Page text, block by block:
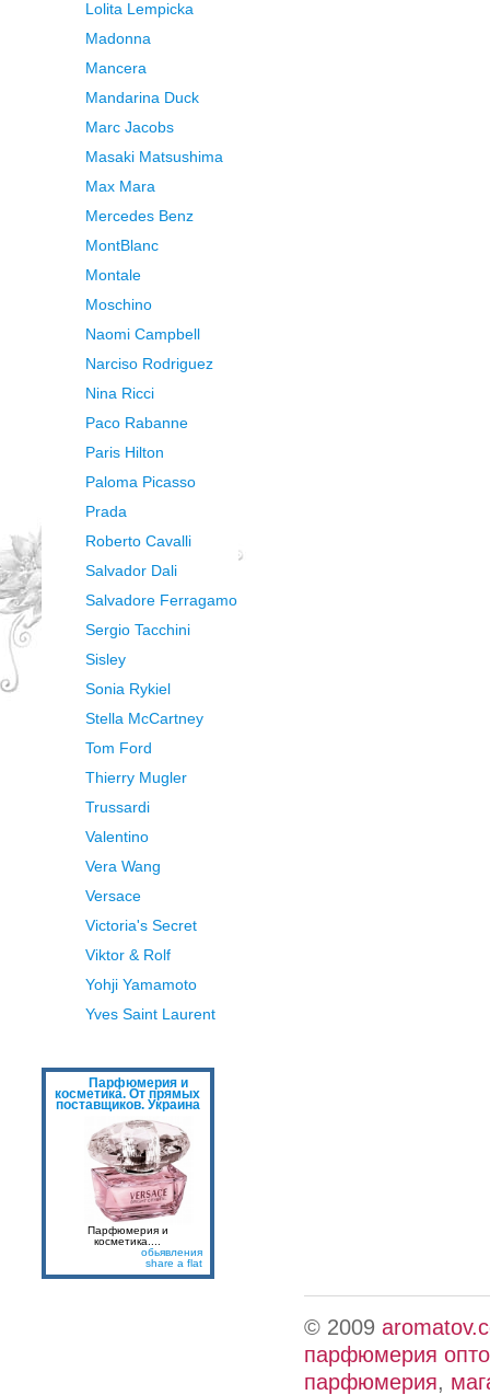
Lolita Lempicka
Madonna
Mancera
Mandarina Duck
Marc Jacobs
Masaki Matsushima
Max Mara
Mercedes Benz
MontBlanc
Montale
Moschino
Naomi Campbell
Narciso Rodriguez
Nina Ricci
Paco Rabanne
Paris Hilton
Paloma Picasso
Prada
Roberto Cavalli
Salvador Dali
Salvadore Ferragamo
Sergio Tacchini
Sisley
Sonia Rykiel
Stella McCartney
Tom Ford
Thierry Mugler
Trussardi
Valentino
Vera Wang
Versace
Victoria's Secret
Viktor & Rolf
Yohji Yamamoto
Yves Saint Laurent
Парфюмерия и
косметика. От прямых
поставщиков. Украина
Парфюмерия и
косметика....
обьявления
share a flat
© 2009
парфюмерия
парфюмерия,